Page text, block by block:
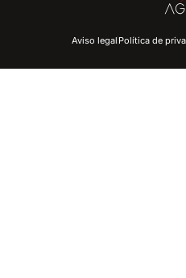
Aviso legalPolítica de